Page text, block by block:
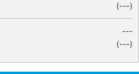
(---)
---
(---)